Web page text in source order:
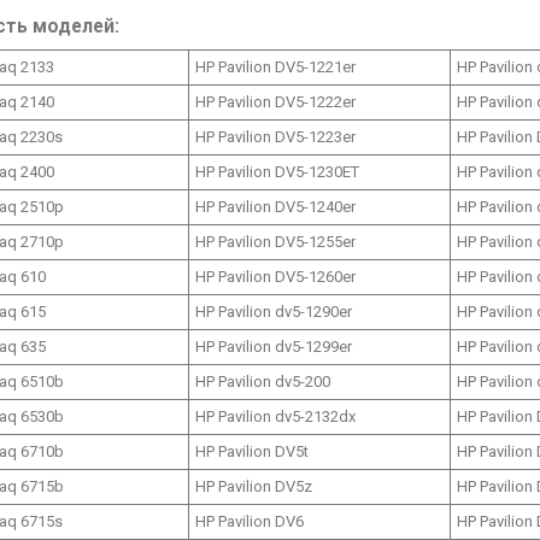
моделей:
2133 HP Pavilion DV5-1221er
HP Pavilion
2140
HP Pavilion DV5-1222er
HP Pavilion
2230s
HP Pavilion DV5-1223er
HP Pavilion
2400
HP Pavilion DV5-1230ET
HP Pavilion
2510p
HP Pavilion DV5-1240er
HP Pavilion
2710p
HP Pavilion DV5-1255er
HP Pavilion
610
HP Pavilion DV5-1260er
HP Pavilion
615
HP Pavilion dv5-1290er
HP Pavilion
635
HP Pavilion dv5-1299er
HP Pavilion
6510b
HP Pavilion dv5-200
HP Pavilion
6530b
HP Pavilion dv5-2132dx
HP Pavilion
6710b
HP Pavilion DV5t
HP Pavilion
6715b
HP Pavilion DV5z
HP Pavilion
6715s
HP Pavilion DV6 HP Pavilion